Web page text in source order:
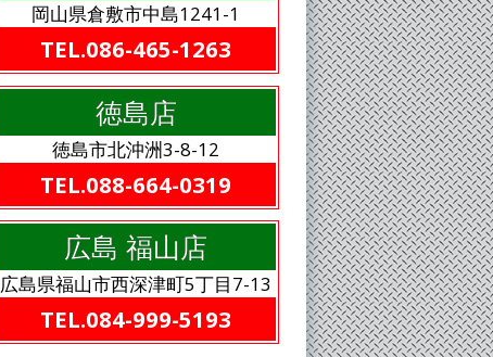
岡山県倉敷市中島1241-1
TEL.086-465-1263
徳島店
徳島市北沖洲3-8-12
TEL.088-664-0319
広島 福山店
広島県福山市西深津町5丁目7-13
TEL.084-999-5193